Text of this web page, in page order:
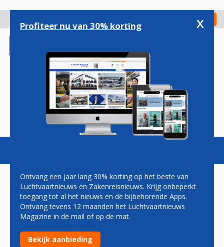
gaan
Check in
Magazine Podcasts Vacatures
JET AIRWAYS VERKOOPT
NEDERLANDSE ACTIVITEITEN
AAN KLM
Profiteer nu van 30% korting x
Ontvang een jaar lang 30% korting op het beste van
Luchtvaartnieuws en Zakenreisnieuws. Krijg onbeperkt
toegang tot al het nieuws en de bijbehorende Apps.
Ontvang tevens 12 maanden het Luchtvaartnieuws
Magazine in de mail of op de mat.
Bekijk aanbieding